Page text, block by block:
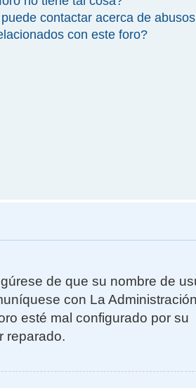
contactar acerca de
con este foro?
de que su nombre de
con La
esté mal configurado por su
reparado.